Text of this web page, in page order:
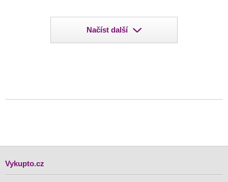
Načíst další
Vykupto.cz